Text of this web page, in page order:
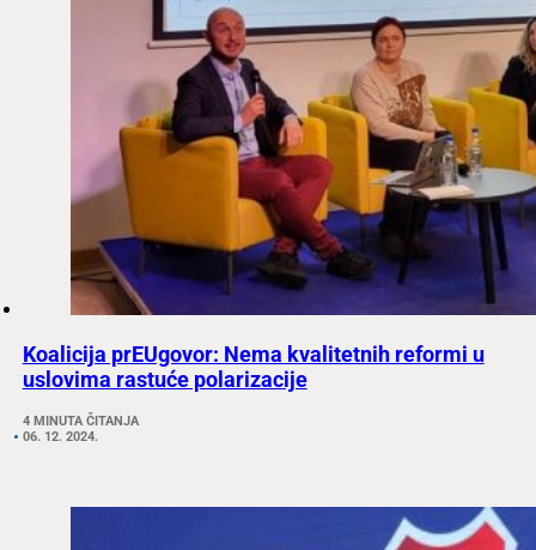
Koalicija prEUgovor: Nema kvalitetnih reformi u
uslovima rastuće polarizacije
4 MINUTA ČITANJA
06. 12. 2024.